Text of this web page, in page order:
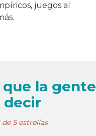
juegos al
la gente
decir
de 5 estrellas